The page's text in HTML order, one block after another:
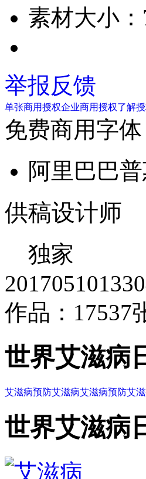
素材大小：
举报反馈
单张商用授权企业商用授权了解
免费商用字体
阿里巴巴
供稿设计师
独家
作品：17537
世界艾滋病
艾滋病预防艾滋病艾滋病预防艾
世界艾滋病